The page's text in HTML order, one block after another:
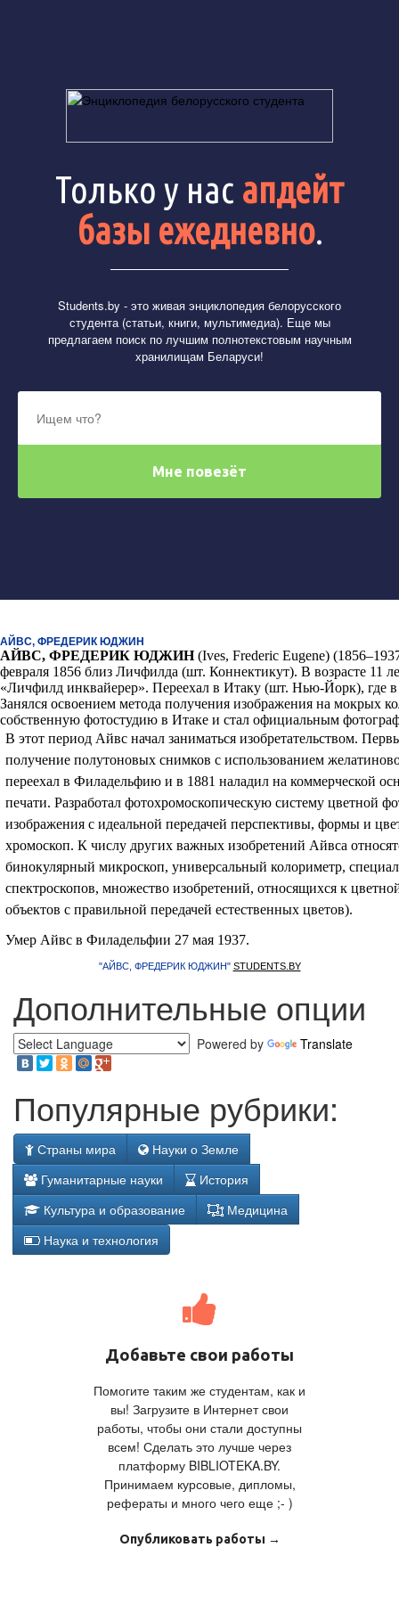
Только у нас апдейт
базы ежедневно.
Students.by - это живая энциклопедия белорусского
студента (статьи, книги, мультимедиа). Еще мы
предлагаем поиск по лучшим полнотекстовым научным
хранилищам Беларуси!
АЙВС, ФРЕДЕРИК ЮДЖИН
АЙВС, ФРЕДЕРИК ЮДЖИН(Ives, Frederic Eugene)
февраля 1856 близ Личфилда (шт. Коннектикут). В возрасте 11
«Личфилд инквайерер». Переехал в Итаку (шт. Нью-Йорк), где
Занялся освоением метода получения изображения на мокрых
собственную фотостудию в Итаке и стал официальным
В этот период Айвс начал заниматься изобретательством.
получение полутоновых снимков с использованием
переехал в Филадельфию и в 1881 наладил на коммерческой
печати. Разработал фотохромоскопическую систему цветной
изображения с идеальной передачей перспективы, формы и
хромоскоп. К числу других важных изобретений Айвса
бинокулярный микроскоп, универсальный колориметр,
спектроскопов, множество изобретений, относящихся к
объектов с правильной передачей естественных цветов).
Умер Айвс в Филадельфии 27 мая 1937.
"АЙВС, ФРЕДЕРИК ЮДЖИН" STUDENTS.BY
Дополнительные опции
Powered by Translate
Популярные рубрики:
Страны мира
Науки о Земле
Гуманитарные науки
История
Культура и образование
Медицина
Наука и технология
Добавьте свои работы
Помогите таким же студентам, как и
вы! Загрузите в Интернет свои
работы, чтобы они стали доступны
всем! Сделать это лучше через
платформу BIBLIOTEKA.BY.
Принимаем курсовые, дипломы,
рефераты и много чего еще ;- )
Опубликовать работы →